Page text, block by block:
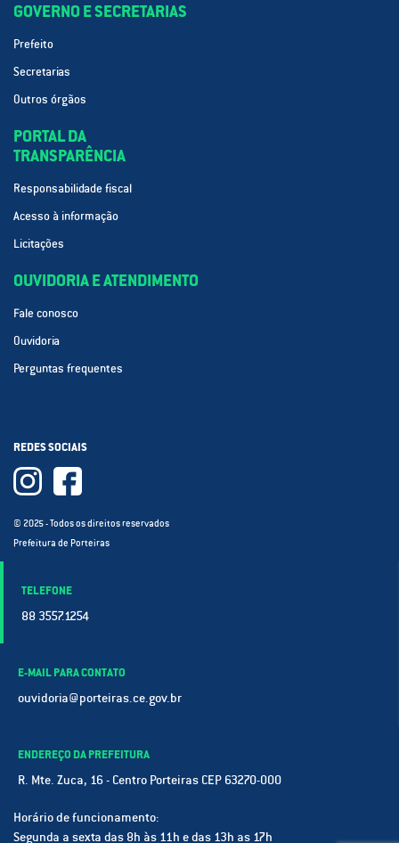
GOVERNO E SECRETARIAS
Prefeito
Secretarias
Outros órgãos
PORTAL DA
TRANSPARÊNCIA
Responsabilidade fiscal
Acesso à informação
Licitações
OUVIDORIA E ATENDIMENTO
Fale conosco
Ouvidoria
Perguntas frequentes
REDES SOCIAIS
© 2025 - Todos os direitos reservados
Prefeitura de Porteiras
TELEFONE
88 3557.1254
E-MAIL PARA CONTATO
ouvidoria@porteiras.ce.gov.br
ENDEREÇO DA PREFEITURA
R. Mte. Zuca, 16 - Centro Porteiras CEP 63270-000
Horário de funcionamento:
Segunda a sexta das 8h às 11h e das 13h as 17h